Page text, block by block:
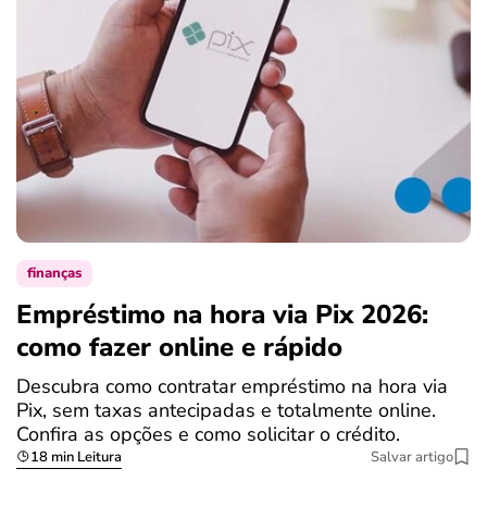
finanças
Empréstimo na hora via Pix 2026:
como fazer online e rápido
Descubra como contratar empréstimo na hora via
Pix, sem taxas antecipadas e totalmente online.
Confira as opções e como solicitar o crédito.
18 min Leitura Salvar artigo